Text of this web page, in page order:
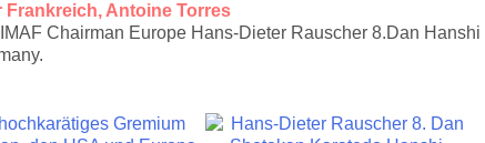
Antoine Torres
Chairman Europe Hans-Dieter Rauscher 8.Dan Hanshi